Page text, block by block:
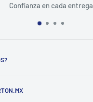
Confianza en cada entrega